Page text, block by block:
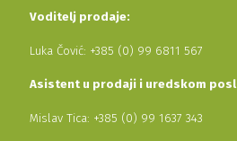
Voditelj prodaje:
Luka Čović: +385 (0) 99 6811 567
Asistent u prodaji i uredskom
Mislav Tica: +385 (0) 99 1637 343